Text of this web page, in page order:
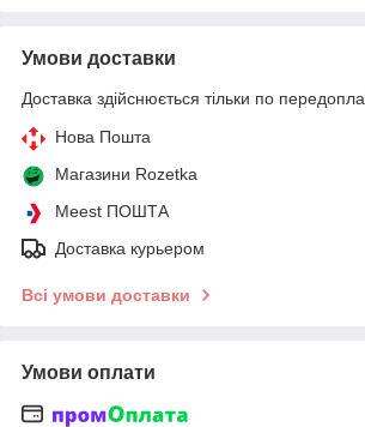
Умови доставки
Доставка здійснюється тільки по
Нова Пошта
Магазини Rozetka
Meest ПОШТА
Доставка курьером
Всі умови доставки
Умови оплати